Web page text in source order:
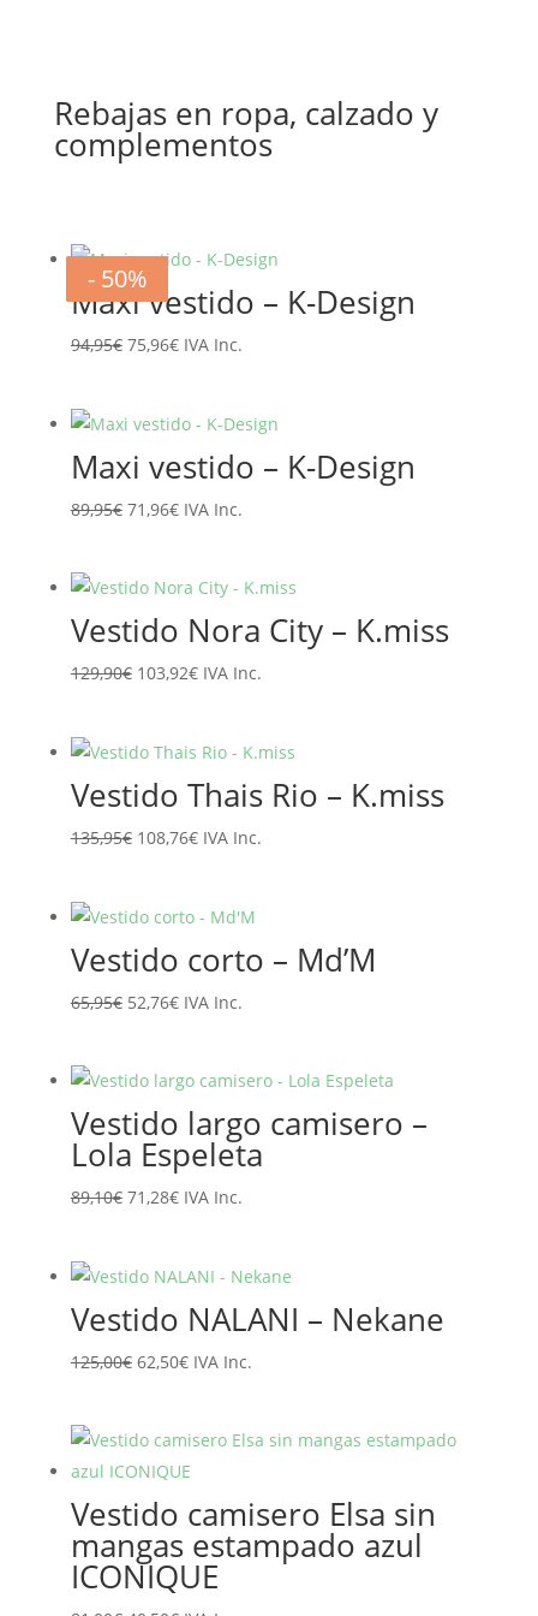
Rebajas en ropa, calzado y
complementos
- 20%
Maxi vestido – K-Design
94,95€ El
era:
94,95€.
75,96€El
es:
75,96€.
IVA Inc.
- 20%
Maxi vestido – K-Design
89,95€ El
era:
89,95€.
71,96€El
es:
71,96€.
IVA Inc.
- 20%
Vestido Nora City – K.miss
129,90€ El
era:
129,90€.
103,92€El
es:
103,92€.
IVA Inc.
- 20%
Vestido Thais Rio – K.miss
135,95€ El
era:
135,95€.
108,76€El
es:
108,76€.
IVA Inc.
- 20%
Vestido corto – Md’M
65,95€ El
era:
65,95€.
52,76€El
es:
52,76€.
IVA Inc.
- 20%
Vestido largo camisero –
Lola Espeleta
89,10€ El
era:
89,10€.
71,28€El
es:
71,28€.
IVA Inc.
- 50%
Vestido NALANI – Nekane
125,00€ El
era:
125,00€.
62,50€El
es:
62,50€.
IVA Inc.
- 50%
Vestido camisero Elsa sin
mangas estampado azul
ICONIQUE